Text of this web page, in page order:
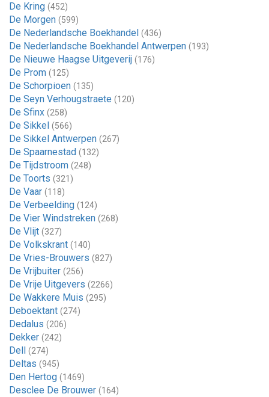
De Kring (452)
De Morgen (599)
De Nederlandsche Boekhandel (436)
De Nederlandsche Boekhandel Antwerpen (193)
De Nieuwe Haagse Uitgeverij (176)
De Prom (125)
De Schorpioen (135)
De Seyn Verhougstraete (120)
De Sfinx (258)
De Sikkel (566)
De Sikkel Antwerpen (267)
De Spaarnestad (132)
De Tijdstroom (248)
De Toorts (321)
De Vaar (118)
De Verbeelding (124)
De Vier Windstreken (268)
De Vlijt (327)
De Volkskrant (140)
De Vries-Brouwers (827)
De Vrijbuiter (256)
De Vrije Uitgevers (2266)
De Wakkere Muis (295)
Deboektant (274)
Dedalus (206)
Dekker (242)
Dell (274)
Deltas (945)
Den Hertog (1469)
Desclee De Brouwer (164)